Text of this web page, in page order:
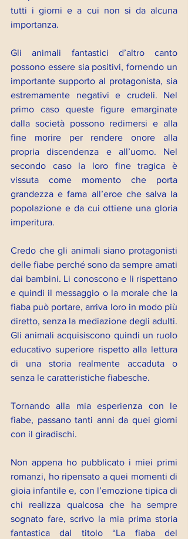
tutti i giorni e a cui non si da alcuna
importanza.
Gli animali fantastici d’altro canto
possono essere sia positivi, fornendo un
importante supporto al protagonista, sia
estremamente negativi e crudeli. Nel
primo caso queste figure emarginate
dalla società possono redimersi e alla
fine morire per rendere onore alla
propria discendenza e all’uomo. Nel
secondo caso la loro fine tragica è
vissuta come momento che porta
grandezza e fama all’eroe che salva la
popolazione e da cui ottiene una gloria
imperitura.
Credo che gli animali siano protagonisti
delle fiabe perché sono da sempre amati
dai bambini. Li conoscono e li rispettano
e quindi il messaggio o la morale che la
fiaba può portare, arriva loro in modo più
diretto, senza la mediazione degli adulti.
Gli animali acquisiscono quindi un ruolo
educativo superiore rispetto alla lettura
di una storia realmente accaduta o
senza le caratteristiche fiabesche.
Tornando alla mia esperienza con le
fiabe, passano tanti anni da quei giorni
con il giradischi.
Non appena ho pubblicato i miei primi
romanzi, ho ripensato a quei momenti di
gioia infantile e, con l’emozione tipica di
chi realizza qualcosa che ha sempre
sognato fare, scrivo la mia prima storia
fantastica dal titolo “La fiaba del